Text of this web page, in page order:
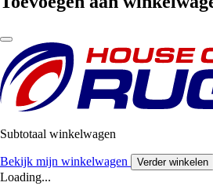
Subtotaal winkelwagen
Bekijk mijn winkelwagen Verder winkelen
Loading...